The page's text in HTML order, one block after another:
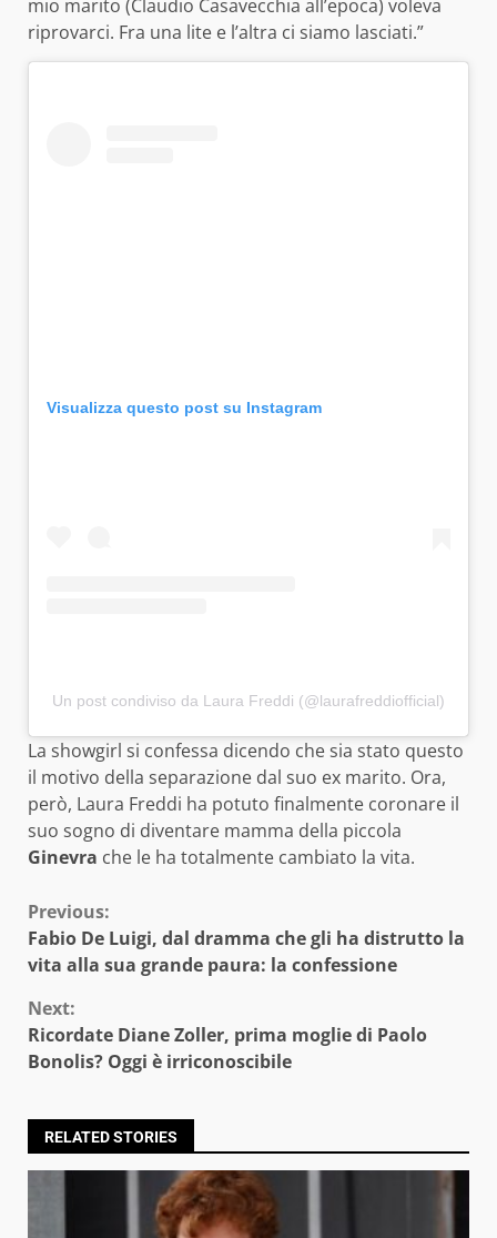
mio marito (Claudio Casavecchia all’epoca) voleva
riprovarci. Fra una lite e l’altra ci siamo lasciati.”
Visualizza questo post su Instagram
Un post condiviso da Laura Freddi (@laurafreddiofficial)
La showgirl si confessa dicendo che sia stato questo
il motivo della separazione dal suo ex marito. Ora,
però, Laura Freddi ha potuto finalmente coronare il
suo sogno di diventare mamma della piccola
Ginevra che le ha totalmente cambiato la vita.
Continue
Reading
Previous:
Fabio De Luigi, dal dramma che gli ha distrutto la
vita alla sua grande paura: la confessione
Next:
Ricordate Diane Zoller, prima moglie di Paolo
Bonolis? Oggi è irriconoscibile
RELATED STORIES